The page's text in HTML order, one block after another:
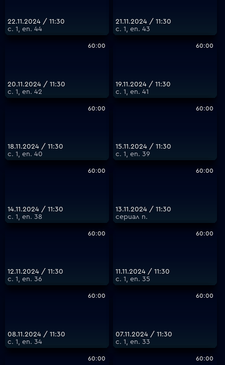
22.11.2024 / 11:30
с. 1, еп. 44
21.11.2024 / 11:30
с. 1, еп. 43
60:00
20.11.2024 / 11:30
с. 1, еп. 42
60:00
19.11.2024 / 11:30
с. 1, еп. 41
60:00
18.11.2024 / 11:30
с. 1, еп. 40
60:00
15.11.2024 / 11:30
с. 1, еп. 39
60:00
14.11.2024 / 11:30
с. 1, еп. 38
60:00
13.11.2024 / 11:30
сериал п.
60:00
12.11.2024 / 11:30
с. 1, еп. 36
60:00
11.11.2024 / 11:30
с. 1, еп. 35
60:00
08.11.2024 / 11:30
с. 1, еп. 34
60:00
07.11.2024 / 11:30
с. 1, еп. 33
60:00 60:00